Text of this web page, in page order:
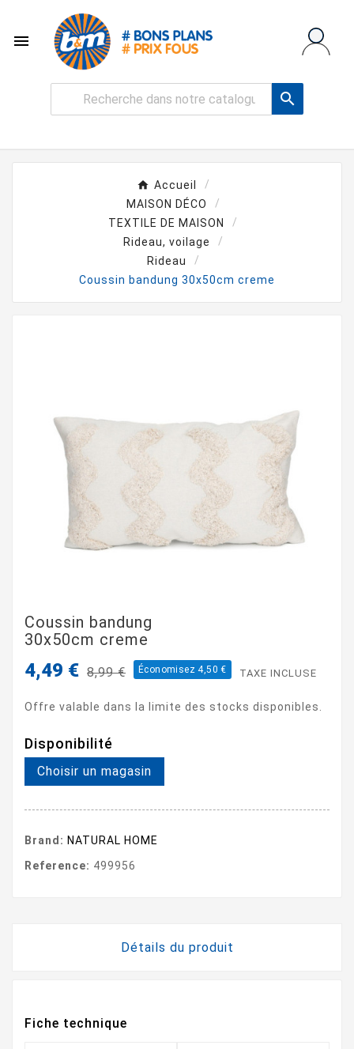


Accueil
MAISON DÉCO
TEXTILE DE MAISON
Rideau, voilage
Rideau
Coussin bandung 30x50cm creme
Coussin bandung
30x50cm creme
4,49 € 8,99 € Économisez 4,50 € TAXE INCLUSE
Offre valable dans la limite des stocks disponibles.
Disponibilité
Choisir un magasin
Brand: NATURAL HOME
Reference: 499956
Détails du produit
Fiche technique